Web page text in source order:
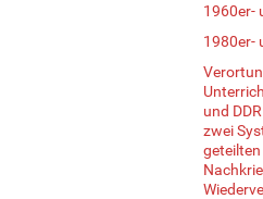
1960er-
1980er-
und
zwei
geteilten